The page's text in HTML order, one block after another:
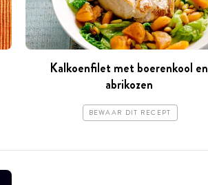
Kalkoenfilet met boerenkool en
abrikozen
BEWAAR DIT RECEPT